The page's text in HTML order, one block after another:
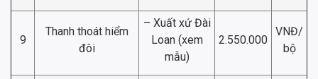
9
Thanh thoát hiểm
đôi
– Xuất xứ Đài
Loan (xem
mẫu)
2.550.000
VNĐ/
bộ